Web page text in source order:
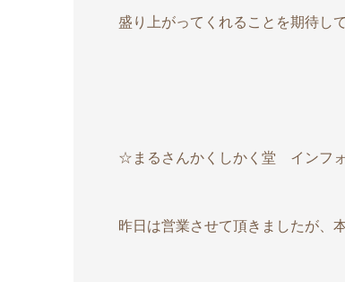
盛り上がってくれることを期待
☆まるさんかくしかく堂 インフ
昨日は営業させて頂きましたが、